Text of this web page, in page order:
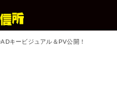
キービジュアル＆PV公開！